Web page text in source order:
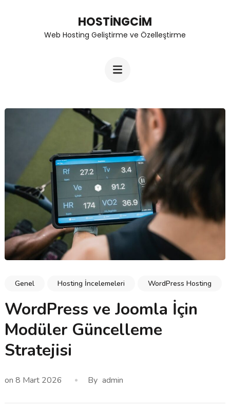
HOSTINGCIM
Web Hosting Geliştirme ve Özelleştirme
Genel Hosting İncelemeleri WordPress Hosting
WordPress ve Joomla İçin
Modüler Güncelleme
Stratejisi
on 8 Mart 2026 By admin